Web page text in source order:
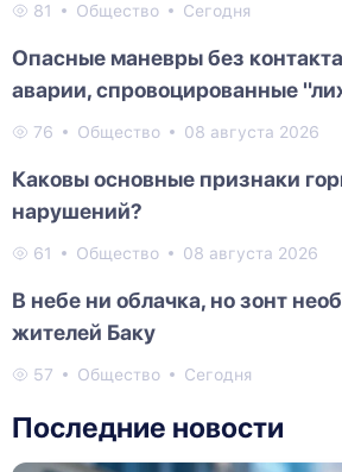
81 Общество Сегодня
Опасные маневры без
аварии, спровоцированные
76 Общество 08 августа 2026
Каковы основные признаки
нарушений?
61 Общество 08 августа 2026
В небе ни облачка, но зонт
жителей Баку
57 Общество Сегодня
Последние новости